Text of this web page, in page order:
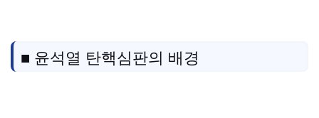
■ 윤석열 탄핵심판의 배경